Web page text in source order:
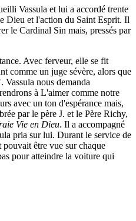
Vassula et lui a accordé trente
Dieu et l'action du Saint Esprit. Il
le Cardinal Sin mais, pressés par
Avec ferveur, elle se fit
comme un juge sévère, alors que
nous demanda
à L'aimer comme notre
avec un ton d'espérance mais,
par le père J. et le Père Richy,
Vie en Dieu. Il a accompagné
pria sur lui. Durant le service de
être vue sur chaque
pour atteindre la voiture qui